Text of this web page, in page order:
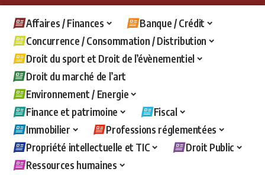
Affaires / Finances
Banque / Crédit
Concurrence / Consommation / Distribution
Droit du sport et Droit de l’évènementiel
Droit du marché de l’art
Environnement / Energie
Finance et patrimoine
Fiscal
Immobilier
Professions réglementées
Propriété intellectuelle et TIC
Droit Public
Ressources humaines